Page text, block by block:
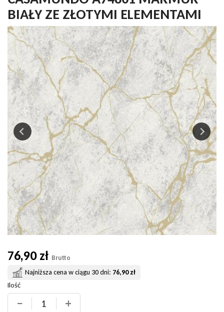
BIAŁY ZE ZŁOTYMI ELEMENTAMI
76,90 zł Brutto
Najniższa cena w ciągu 30 dni: 76,90 zł
Ilość
− +